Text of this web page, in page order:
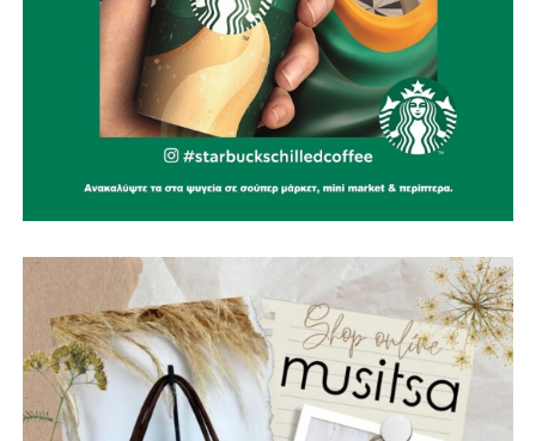
συνέπεια και αποφασιστικότητα, όμως, συνεχίζουμε να
κάνουμε όλα τα αναγκαία βήματα για να γίνει
πραγματικότητα».